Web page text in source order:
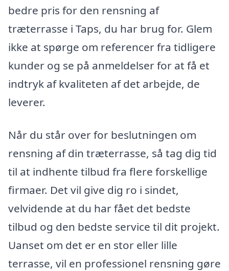
bedre pris for den rensning af
træterrasse i Taps, du har brug for. Glem
ikke at spørge om referencer fra tidligere
kunder og se på anmeldelser for at få et
indtryk af kvaliteten af det arbejde, de
leverer.
Når du står over for beslutningen om
rensning af din træterrasse, så tag dig tid
til at indhente tilbud fra flere forskellige
firmaer. Det vil give dig ro i sindet,
velvidende at du har fået det bedste
tilbud og den bedste service til dit projekt.
Uanset om det er en stor eller lille
terrasse, vil en professionel rensning gøre